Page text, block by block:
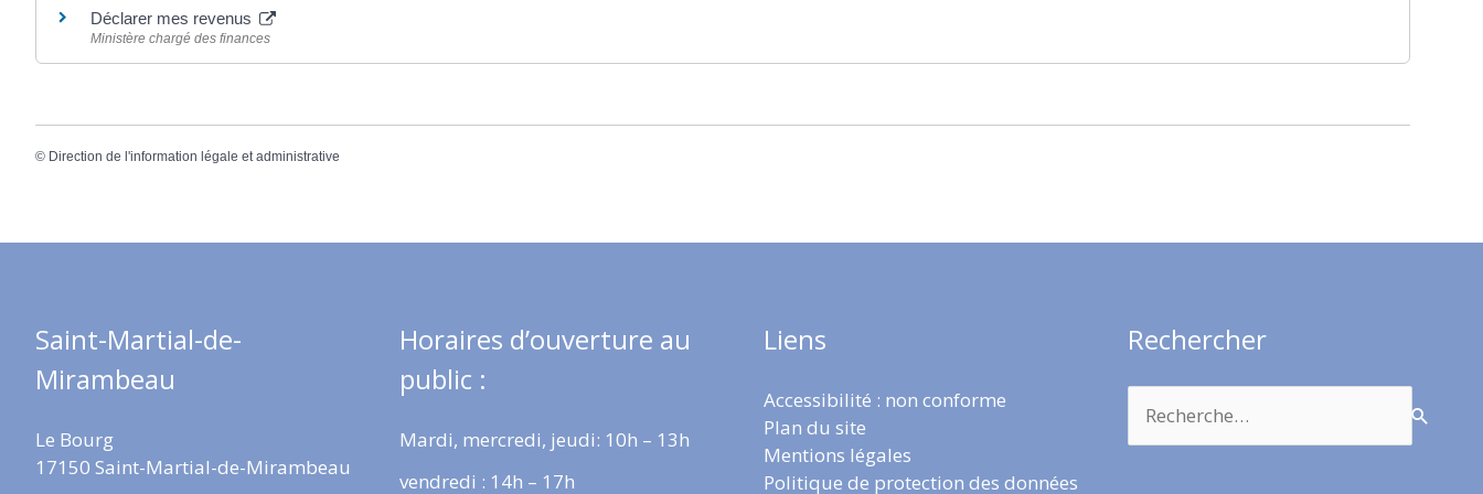
Déclarer mes revenus
Ministère chargé des finances
© Direction de l'information légale et administrative
Saint-Martial-de-
Mirambeau
Le Bourg
17150 Saint-Martial-de-Mirambeau
Horaires d’ouverture au
public :
Mardi, mercredi, jeudi: 10h – 13h
vendredi : 14h – 17h
Liens
Accessibilité : non conforme
Plan du site
Mentions légales
Politique de protection des données
Rechercher